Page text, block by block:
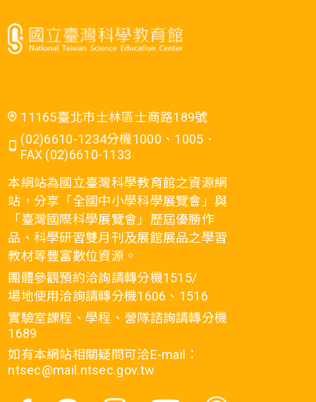
11165臺北市士林區士商路189號
(02)6610-1234分機1000、1005．
FAX (02)6610-1133
本網站為國立臺灣科學教育館之資源網
站，分享「全國中小學科學展覽會」與
「臺灣國際科學展覽會」歷屆優勝作
品、科學研習雙月刊及展館展品之學習
教材等豐富數位資源。
團體參觀預約洽詢請轉分機1515/
場地使用洽詢請轉分機1606、1516
實驗室課程、學程、營隊諮詢請轉分機
1689
如有本網站相關疑問可洽E-mail：
ntsec@mail.ntsec.gov.tw